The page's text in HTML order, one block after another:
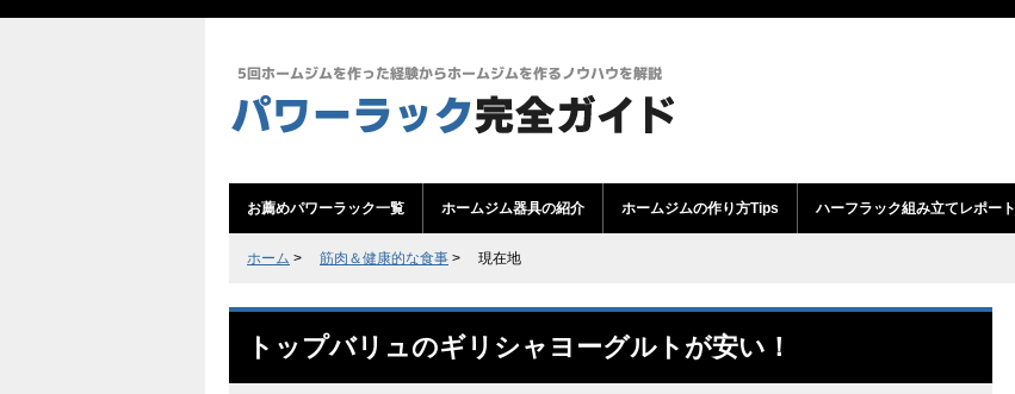
お薦めパワーラック一覧 ホームジム器具の紹介 ホームジムの作り方Tips ハーフラック組み立てレポート
ホーム > 筋肉＆健康的な食事 > 現在地
トップバリュのギリシャヨーグルトが安い！